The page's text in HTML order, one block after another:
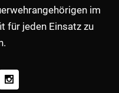
im
für jeden Einsatz zu